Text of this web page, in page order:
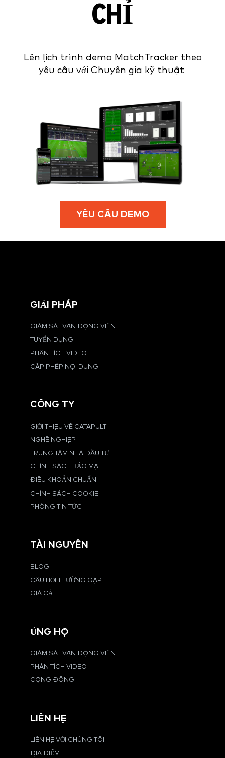
CHỈ
Lên lịch trình demo MatchTracker theo
yêu cầu với Chuyên gia kỹ thuật
YÊU CẦU DEMO
GIẢI PHÁP
GIÁM SÁT VẬN ĐỘNG VIÊN
TUYỂN DỤNG
PHÂN TÍCH VIDEO
CẤP PHÉP NỘI DUNG
CÔNG TY
GIỚI THIỆU VỀ CATAPULT
NGHỀ NGHIỆP
TRUNG TÂM NHÀ ĐẦU TƯ
CHÍNH SÁCH BẢO MẬT
ĐIỀU KHOẢN CHUẨN
CHÍNH SÁCH COOKIE
PHÒNG TIN TỨC
TÀI NGUYÊN
BLOG
CÂU HỎI THƯỜNG GẶP
GIÁ CẢ
ỦNG HỘ
GIÁM SÁT VẬN ĐỘNG VIÊN
PHÂN TÍCH VIDEO
CỘNG ĐỒNG
LIÊN HỆ
LIÊN HỆ VỚI CHÚNG TÔI
ĐỊA ĐIỂM